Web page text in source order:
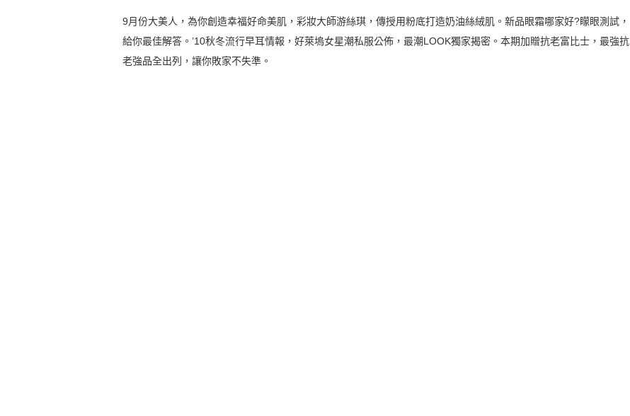
9月份大美人，為你創造幸福好命美肌，彩妝大師游絲琪，傳授用粉底打造奶油絲絨肌。新品眼霜哪家好?矇眼測試，
給你最佳解答。’10秋冬流行早耳情報，好萊塢女星潮私服公佈，最潮LOOK獨家揭密。本期加贈抗老富比士，最強抗
老強品全出列，讓你敗家不失準。